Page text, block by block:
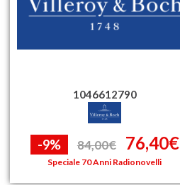
1046612790
-9% 84,00€ 76,40€
Speciale 70 Anni Radionovelli